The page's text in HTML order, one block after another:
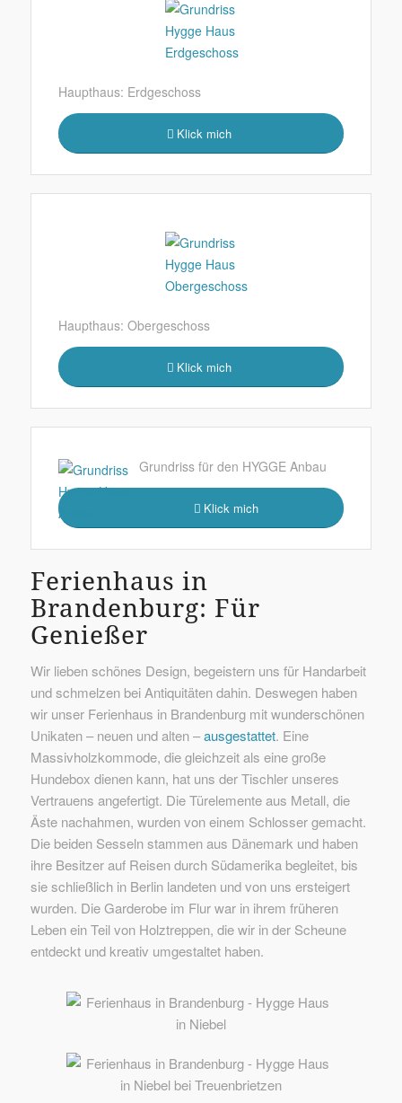
Haupthaus: Erdgeschoss
Klick mich
Haupthaus: Obergeschoss
Klick mich
Grundriss für den HYGGE Anbau
Klick mich
Ferienhaus in
Brandenburg: Für
Genießer
Wir lieben schönes Design, begeistern uns für Handarbeit
und schmelzen bei Antiquitäten dahin. Deswegen haben
wir unser Ferienhaus in Brandenburg mit wunderschönen
Unikaten – neuen und alten –ausgestattet. Eine
Massivholzkommode, die gleichzeit als eine große
Hundebox dienen kann, hat uns der Tischler unseres
Vertrauens angefertigt. Die Türelemente aus Metall, die
Äste nachahmen, wurden von einem Schlosser gemacht.
Die beiden Sesseln stammen aus Dänemark und haben
ihre Besitzer auf Reisen durch Südamerika begleitet, bis
sie schließlich in Berlin landeten und von uns ersteigert
wurden. Die Garderobe im Flur war in ihrem früheren
Leben ein Teil von Holztreppen, die wir in der Scheune
entdeckt und kreativ umgestaltet haben.